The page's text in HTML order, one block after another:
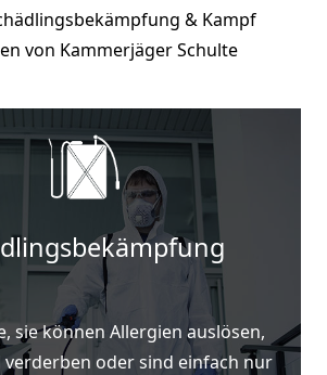
& Kampf
von Kammerjäger Schulte
sie können Allergien auslösen,
verderben oder sind einfach nur